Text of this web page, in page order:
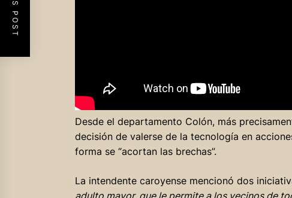
Desde el departamento Colón, más
decisión de valerse de la tecnología en
forma se “acortan las brechas”.
La intendente caroyense mencionó dos